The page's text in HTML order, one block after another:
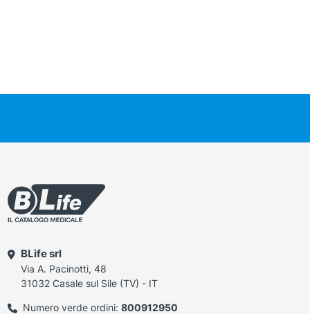
BLife srl
Via A. Pacinotti, 48
31032 Casale sul Sile (TV) - IT
Numero verde ordini: 800912950